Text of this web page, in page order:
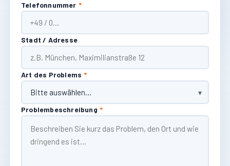
Telefonnummer *
Stadt / Adresse
Art des Problems *
Problembeschreibung *